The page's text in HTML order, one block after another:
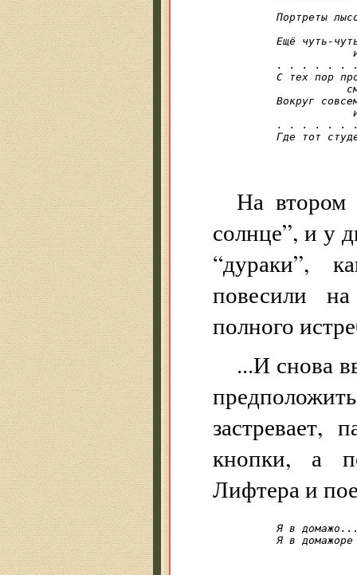
Портреты
Ещё чуть-
. . . . . .
С тех пор
Вокруг
. . . . . .
Где тот
На втором
солнце”, и у
“дураки”,
повесили
полного
...И снова
застревает,
кнопки, а
Лифтера и
Я в
Я в